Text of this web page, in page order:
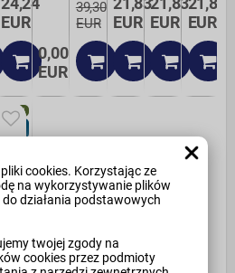
cookies. Korzystając ze
na wykorzystywanie plików
działania podstawowych
twojej zgody na
cookies przez podmioty
EUR
0,00
EUR
39,30
EUR
EUR EUR EUR
NEW
Sell-
Manufacturer:
Masters